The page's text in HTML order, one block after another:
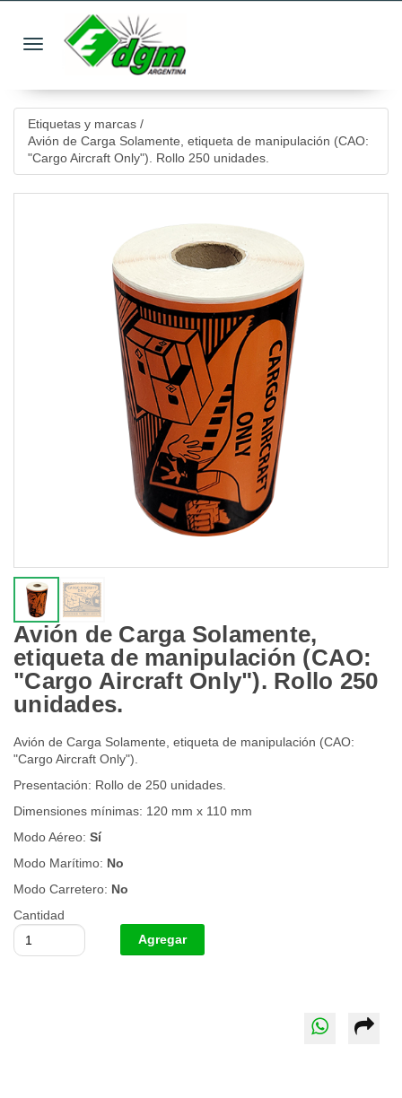
Toggle navigation
Etiquetas y marcas /
Avión de Carga Solamente, etiqueta de manipulación (CAO:
"Cargo Aircraft Only"). Rollo 250 unidades.
Avión de Carga Solamente,
etiqueta de manipulación (CAO:
"Cargo Aircraft Only"). Rollo 250
unidades.
Avión de Carga Solamente, etiqueta de manipulación (CAO:
"Cargo Aircraft Only").
Presentación: Rollo de 250 unidades.
Dimensiones mínimas: 120 mm x 110 mm
Modo Aéreo: Sí
Modo Marítimo: No
Modo Carretero: No
Cantidad